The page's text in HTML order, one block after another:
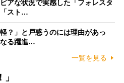
アな状況で実感した「フォレスタ
スト…
？」と戸惑うのには理由があっ
る躍進…
一覧を見る